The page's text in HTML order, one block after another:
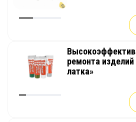
ремонта
латка»